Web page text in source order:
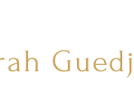
Guedj